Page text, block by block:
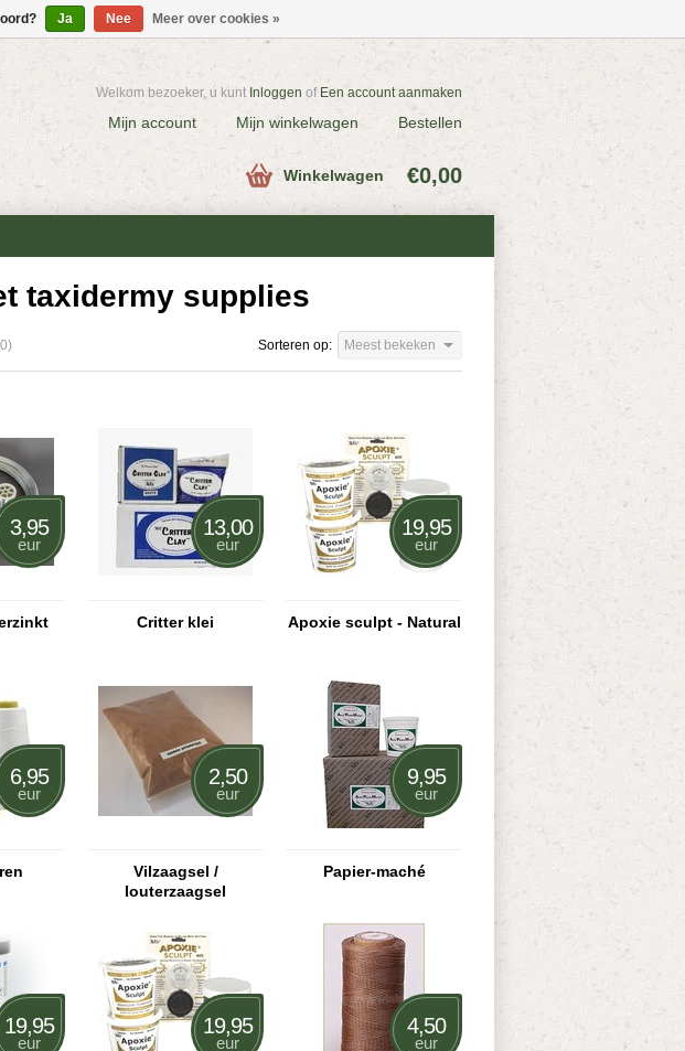
Welkom bezoeker, u kunt Inloggen of Een account aanmaken
Mijn account Mijn winkelwagen Bestellen
Winkelwagen €0,00
taxidermy supplies
Sorteren op: Meest bekeken
3,95
eur
13,00
eur
Critter klei
19,95
eur
Apoxie sculpt - Natural
6,95
eur
2,50
eur
Vilzaagsel /
louterzaagsel
9,95
eur
Papier-maché
19,95
eur
19,95
eur
4,50
eur
Ja Nee Meer over cookies »